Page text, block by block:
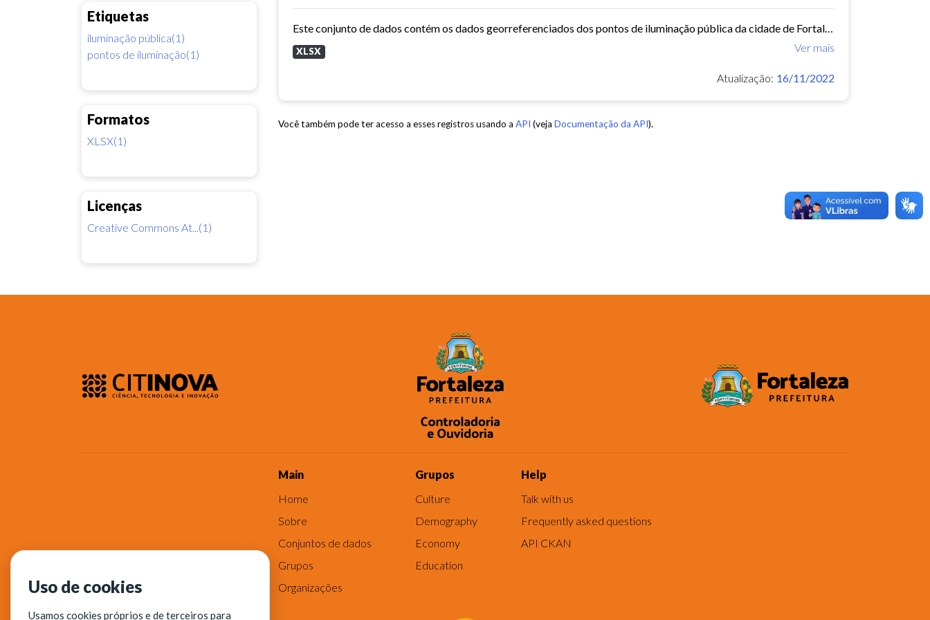
Etiquetas
iluminação pública(1)
pontos de iluminação(1)
Formatos
XLSX(1)
Licenças
Creative Commons At...(1)
Este conjunto de dados contém os dados georreferenciados dos pontos de iluminação pública da cidade de Fortaleza.
Ver mais
XLSX
Atualização: 16/11/2022
Você também pode ter acesso a esses registros usando a API (veja Documentação da API).
Main
Home
Sobre
Conjuntos de dados
Grupos
Organizações
Grupos
Culture
Demography
Economy
Education
Help
Talk with us
Frequently asked questions
API CKAN
Uso de cookies
Usamos cookies próprios e de terceiros para